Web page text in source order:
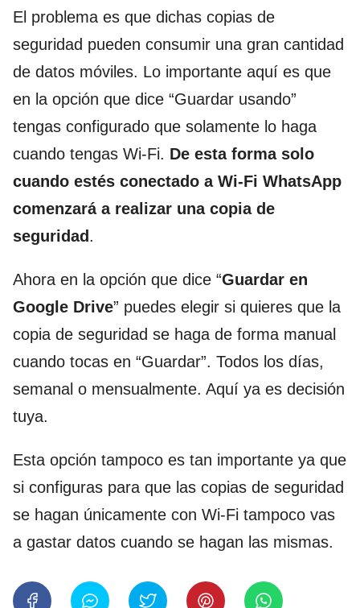
El problema es que dichas copias de
seguridad pueden consumir una gran cantidad
de datos móviles. Lo importante aquí es que
en la opción que dice “Guardar usando”
tengas configurado que solamente lo haga
cuando tengas Wi-Fi. De esta forma solo
cuando estés conectado a Wi-Fi WhatsApp
comenzará a realizar una copia de
seguridad .
Ahora en la opción que dice “Guardar en
Google Drive” puedes elegir si quieres que la
copia de seguridad se haga de forma manual
cuando tocas en “Guardar”. Todos los días,
semanal o mensualmente. Aquí ya es decisión
tuya.
Esta opción tampoco es tan importante ya que
si configuras para que las copias de seguridad
se hagan únicamente con Wi-Fi tampoco vas
a gastar datos cuando se hagan las mismas.